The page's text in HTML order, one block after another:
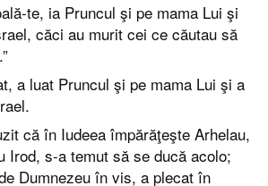
te, ia Pruncul şi pe mama Lui şi
căci au murit cei ce căutau să
a luat Pruncul şi pe mama Lui şi a
că în Iudeea împărăţeşte Arhelau,
Irod, s-a temut să se ducă acolo;
Dumnezeu în vis, a plecat în